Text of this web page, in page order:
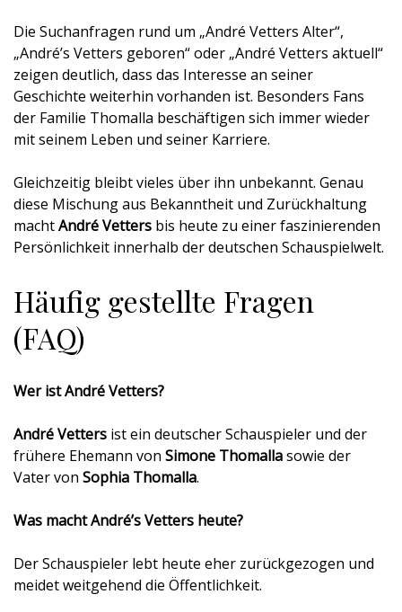
Die Suchanfragen rund um „André Vetters Alter“,
„André’s Vetters geboren“ oder „André Vetters aktuell“
zeigen deutlich, dass das Interesse an seiner
Geschichte weiterhin vorhanden ist. Besonders Fans
der Familie Thomalla beschäftigen sich immer wieder
mit seinem Leben und seiner Karriere.
Gleichzeitig bleibt vieles über ihn unbekannt. Genau
diese Mischung aus Bekanntheit und Zurückhaltung
machtAndré Vetters bis heute zu einer faszinierenden
Persönlichkeit innerhalb der deutschen Schauspielwelt.
Häufig gestellte Fragen
(FAQ)
Wer ist André Vetters?
André Vetters ist ein deutscher Schauspieler und der
frühere Ehemann von Simone Thomallasowie der
Vater von Sophia Thomalla.
Was macht André’s Vetters heute?
Der Schauspieler lebt heute eher zurückgezogen und
meidet weitgehend die Öffentlichkeit.